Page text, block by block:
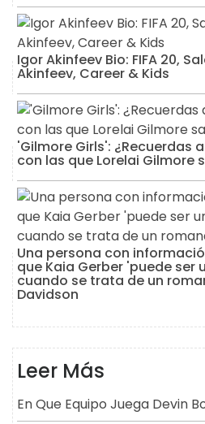
Igor Akinfeev Bio: FIFA 20,
Akinfeev, Career & Kids
'Gilmore Girls': ¿Recuerdas
con las que Lorelai Gilmore
Una persona con
que Kaia Gerber 'puede ser
cuando se trata de un
Davidson
Leer Más
En Que Equipo Juega Devin